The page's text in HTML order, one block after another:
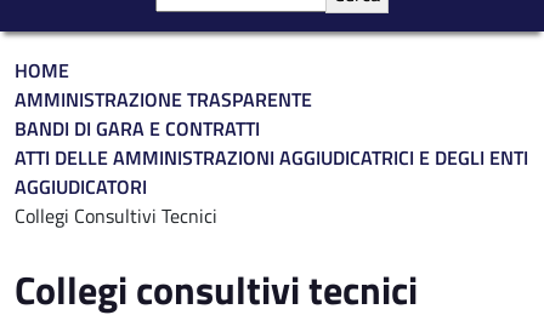
Briciole di pane
HOME
AMMINISTRAZIONE TRASPARENTE
BANDI DI GARA E CONTRATTI
ATTI DELLE AMMINISTRAZIONI AGGIUDICATRICI E DEGLI ENTI
AGGIUDICATORI
Collegi Consultivi Tecnici
Collegi consultivi tecnici